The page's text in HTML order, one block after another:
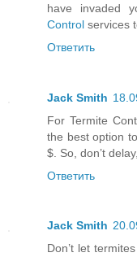
have invaded
Control services
Ответить
Jack Smith
For Termite
the best option
$. So, don’t
Ответить
Jack Smith
Don’t let